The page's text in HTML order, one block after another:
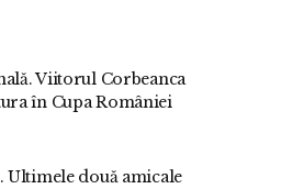
Viitorul Corbeanca
în Cupa României
Ultimele două amicale